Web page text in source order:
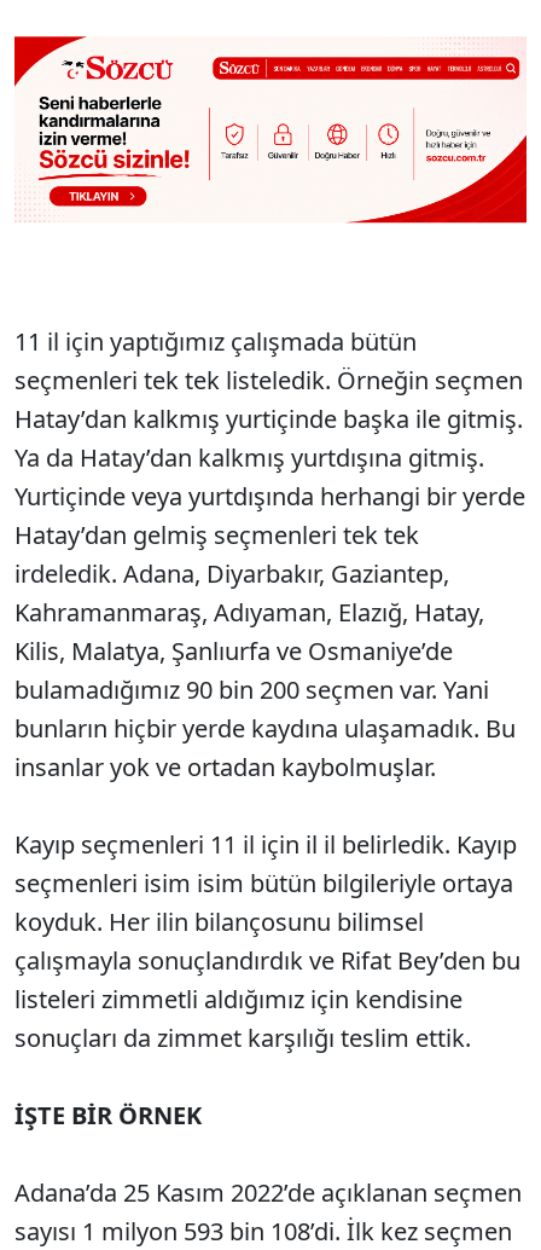
11 il için yaptığımız çalışmada bütün
seçmenleri tek tek listeledik. Örneğin seçmen
Hatay’dan kalkmış yurtiçinde başka ile gitmiş.
Ya da Hatay’dan kalkmış yurtdışına gitmiş.
Yurtiçinde veya yurtdışında herhangi bir yerde
Hatay’dan gelmiş seçmenleri tek tek
irdeledik. Adana, Diyarbakır, Gaziantep,
Kahramanmaraş, Adıyaman, Elazığ, Hatay,
Kilis, Malatya, Şanlıurfa ve Osmaniye’de
bulamadığımız 90 bin 200 seçmen var. Yani
bunların hiçbir yerde kaydına ulaşamadık. Bu
insanlar yok ve ortadan kaybolmuşlar.
Kayıp seçmenleri 11 il için il il belirledik. Kayıp
seçmenleri isim isim bütün bilgileriyle ortaya
koyduk. Her ilin bilançosunu bilimsel
çalışmayla sonuçlandırdık ve Rifat Bey’den bu
listeleri zimmetli aldığımız için kendisine
sonuçları da zimmet karşılığı teslim ettik.
İŞTE BİR ÖRNEK
Adana’da 25 Kasım 2022’de açıklanan seçmen
sayısı 1 milyon 593 bin 108’di. İlk kez seçmen